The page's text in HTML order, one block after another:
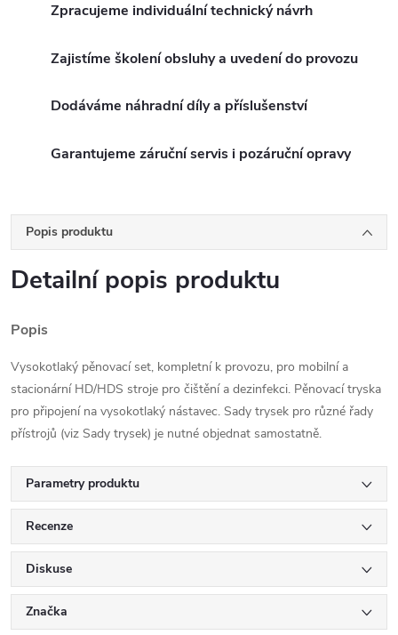
Zpracujeme individuální technický návrh
Zajistíme školení obsluhy a uvedení do provozu
Dodáváme náhradní díly a příslušenství
Garantujeme záruční servis i pozáruční opravy
Popis produktu
Detailní popis produktu
Popis
Vysokotlaký pěnovací set, kompletní k provozu, pro mobilní a
stacionární HD/HDS stroje pro čištění a dezinfekci. Pěnovací tryska
pro připojení na vysokotlaký nástavec. Sady trysek pro různé řady
přístrojů (viz Sady trysek) je nutné objednat samostatně.
Parametry produktu
Recenze
Diskuse
Značka